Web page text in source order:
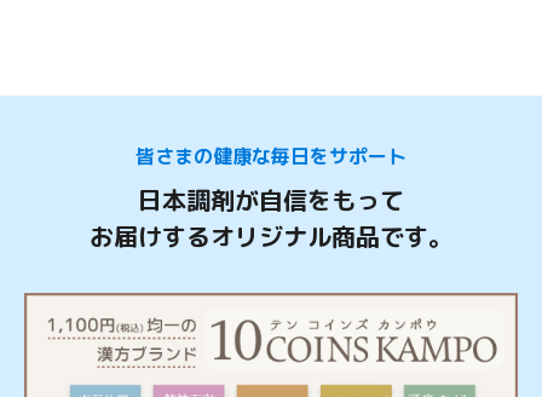
皆さまの健康な毎日をサポート
日本調剤が自信をもって
お届けするオリジナル商品です。